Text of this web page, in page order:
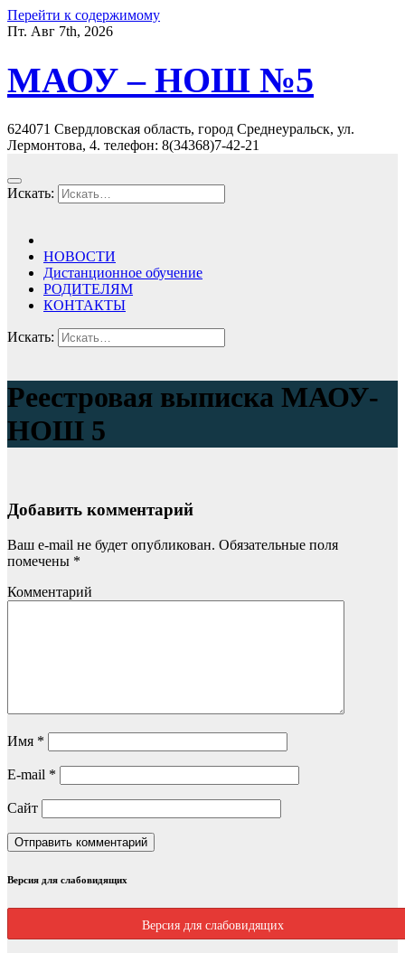
Перейти к содержимому
Пт. Авг 7th, 2026
МАОУ – НОШ №5
624071 Свердловская область, город Среднеуральск, ул.
Лермонтова, 4. телефон: 8(34368)7-42-21
Искать:
НОВОСТИ
Дистанционное обучение
РОДИТЕЛЯМ
КОНТАКТЫ
Искать:
Реестровая выписка МАОУ-
НОШ 5
Добавить комментарий
Ваш e-mail не будет опубликован. Обязательные поля
помечены *
Комментарий
Имя *
E-mail *
Сайт
Версия для слабовидящих
Версия для слабовидящих